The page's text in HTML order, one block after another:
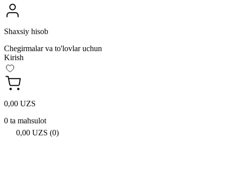
Shaxsiy hisob
Chegirmalar va to'lovlar uchun
Kirish
0,00 UZS
0 ta mahsulot
0,00 UZS (0)